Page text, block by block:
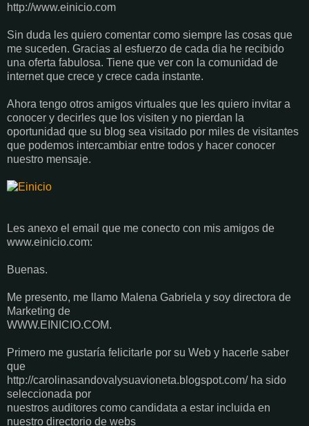
http://www.einicio.com
Sin duda les quiero comentar como siempre las cosas que
me suceden. Gracias al esfuerzo de cada dia he recibido
una oferta fabulosa. Tiene que ver con la comunidad de
internet que crece y crece cada instante.
Ahora tengo otros amigos virtuales que les quiero invitar a
conocer y decirles que los visiten y no pierdan la
oportunidad que su blog sea visitado por miles de visitantes
que podemos intercambiar entre todos y hacer conocer
nuestro mensaje.
Les anexo el email que me conecto con mis amigos de
www.einicio.com:
Buenas.
Me presento, me llamo Malena Gabriela y soy directora de
Marketing de
WWW.EINICIO.COM.
Primero me gustaría felicitarle por su Web y hacerle saber
que
http://carolinasandovalysuavioneta.blogspot.com/ ha sido
seleccionada por
nuestros auditores como candidata a estar incluida en
nuestro directorio de webs